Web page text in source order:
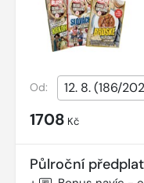
Od:
1708 Kč
Půlroční